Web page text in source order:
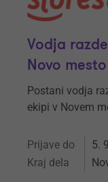
Vodja
Novo mesto
Postani vodja
ekipi v Novem
Prijave do 5.
Kraj dela